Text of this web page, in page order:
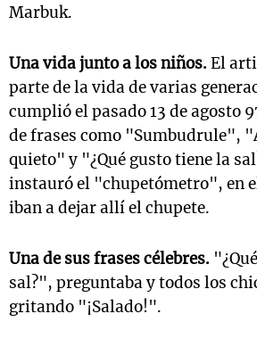
Marbuk.
Una vida junto a los niños. El
parte de la vida de varias
cumplió el pasado 13 de agosto
de frases como "Sumbudrule",
quieto" y "¿Qué gusto tiene la
instauró el "chupetómetro", en
iban a dejar allí el chupete.
Una de sus frases célebres.
sal?", preguntaba y todos los
gritando "¡Salado!".